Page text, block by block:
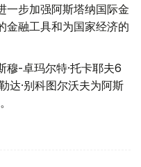
一步加强阿斯塔纳国际金
金融工具和为国家经济的
穆-卓玛尔特·托卡耶夫6
达·别科图尔沃夫为阿斯